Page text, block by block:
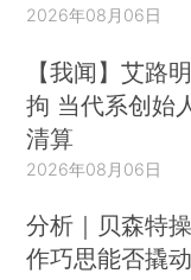
2026年08月06日
【我闻】艾路
拘 当代系创始
清算
2026年08月06日
分析｜贝森特
作巧思能否撬